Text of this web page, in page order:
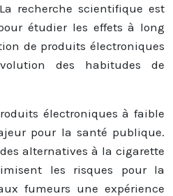
recherche scientifique est
étudier les effets à long
de produits électroniques
des habitudes de
électroniques à faible
pour la santé publique.
alternatives à la cigarette
les risques pour la
fumeurs une expérience